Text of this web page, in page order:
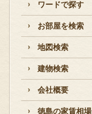
ワードで探す
お部屋を検索
地図検索
建物検索
会社概要
徳島の家賃相場